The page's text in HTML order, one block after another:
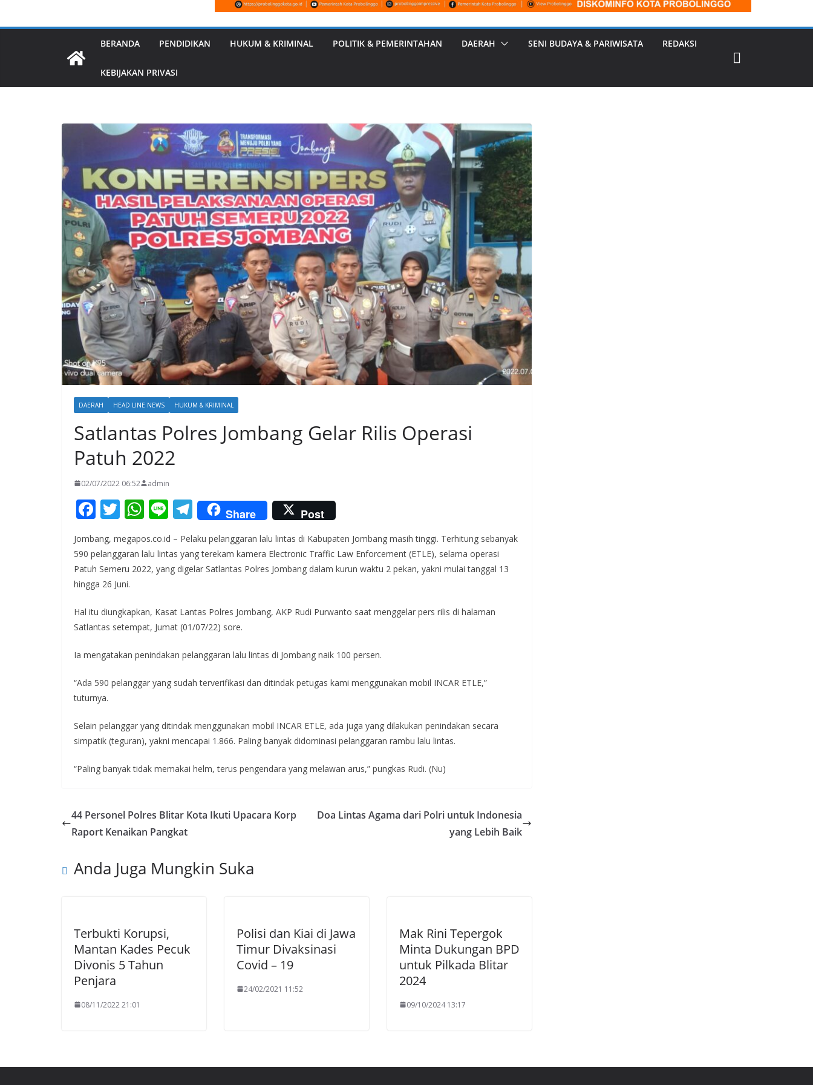
BERANDA PENDIDIKAN HUKUM & KRIMINAL POLITIK & PEMERINTAHAN DAERAH SENI BUDAYA & PARIWISATA REDAKSI
KEBIJAKAN PRIVASI
DAERAH HEAD LINE NEWS HUKUM & KRIMINAL
Satlantas Polres Jombang Gelar Rilis Operasi
Patuh 2022
02/07/2022 06:52 admin
F
e
b
o
o
k
T
itt
er
W
at
s
p
p
Li
n
e
T
el
e
gr
m
Share Post
Jombang, megapos.co.id – Pelaku pelanggaran lalu lintas di Kabupaten Jombang masih tinggi. Terhitung sebanyak
590 pelanggaran lalu lintas yang terekam kamera Electronic Traffic Law Enforcement (ETLE), selama operasi
Patuh Semeru 2022, yang digelar Satlantas Polres Jombang dalam kurun waktu 2 pekan, yakni mulai tanggal 13
hingga 26 Juni.
Hal itu diungkapkan, Kasat Lantas Polres Jombang, AKP Rudi Purwanto saat menggelar pers rilis di halaman
Satlantas setempat, Jumat (01/07/22) sore.
Ia mengatakan penindakan pelanggaran lalu lintas di Jombang naik 100 persen.
“Ada 590 pelanggar yang sudah terverifikasi dan ditindak petugas kami menggunakan mobil INCAR ETLE,”
tuturnya.
Selain pelanggar yang ditindak menggunakan mobil INCAR ETLE, ada juga yang dilakukan penindakan secara
simpatik (teguran), yakni mencapai 1.866. Paling banyak didominasi pelanggaran rambu lalu lintas.
“Paling banyak tidak memakai helm, terus pengendara yang melawan arus,” pungkas Rudi. (Nu)
44 Personel Polres Blitar Kota Ikuti Upacara Korp
Raport Kenaikan Pangkat
Doa Lintas Agama dari Polri untuk Indonesia
yang Lebih Baik
Anda Juga Mungkin Suka
Terbukti Korupsi,
Mantan Kades Pecuk
Divonis 5 Tahun
Penjara
08/11/2022 21:01
Polisi dan Kiai di Jawa
Timur Divaksinasi
Covid – 19
24/02/2021 11:52
Mak Rini Tepergok
Minta Dukungan BPD
untuk Pilkada Blitar
2024
09/10/2024 13:17